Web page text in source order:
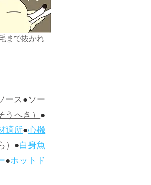
まで抜かれ
ース●ソー
うへき）●
適所●心機
）●白身魚
●ホットド